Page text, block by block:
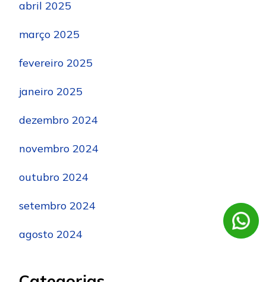
abril 2025
março 2025
fevereiro 2025
janeiro 2025
dezembro 2024
novembro 2024
outubro 2024
setembro 2024
agosto 2024